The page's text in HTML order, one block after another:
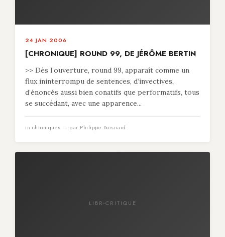
24 JAN 2006
[CHRONIQUE] ROUND 99, DE JÉRÔME BERTIN
>> Dès l’ouverture, round 99, apparaît comme un
flux ininterrompu de sentences, d’invectives,
d’énoncés aussi bien conatifs que performatifs, tous
se succédant, avec une apparence...
in chroniques — par Philippe Boisnard
LIBR-CRITIQUE